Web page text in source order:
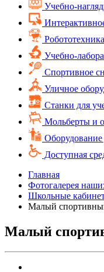
Учебно-
Робототехника
Учебно-
Спортивное
Уличное
Cтанки для
Мольберты и
Доступная
Главная
Фотогалерея
Школьные
Малый
Малый